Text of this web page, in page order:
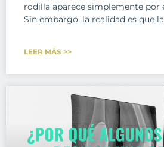
rodilla aparece simplemente por
Sin embargo, la realidad es que la
LEER MÁS >>